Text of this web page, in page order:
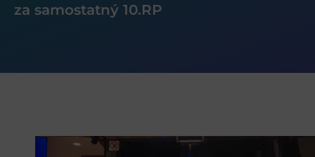
za samostatný 10.RP